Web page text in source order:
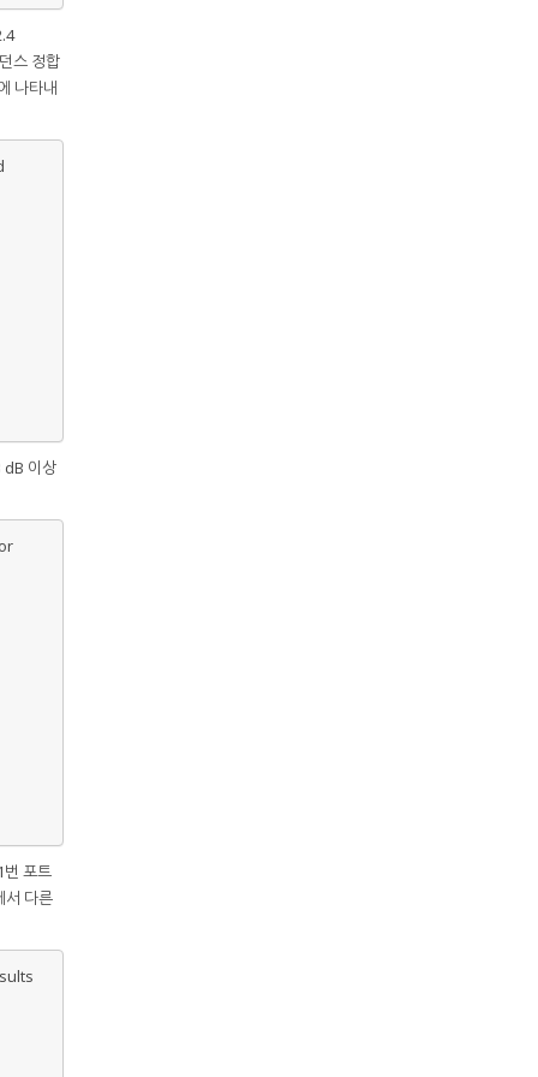
스 정합
나타내
dB 이상
번 포트
서 다른